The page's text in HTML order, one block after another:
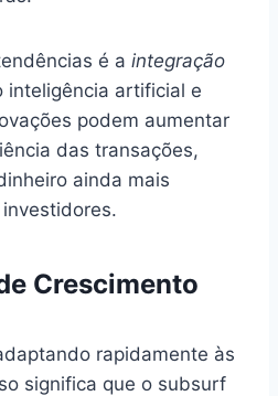
é a integração
inteligência artificial e
podem aumentar
das transações,
ainda mais
Crescimento
rapidamente às
significa que o subsurf